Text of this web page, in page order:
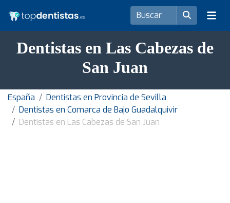
Dentistas en Las Cabezas de
San Juan
España
Dentistas en Provincia de Sevilla
Dentistas en Comarca de Bajo Guadalquivir
Dentistas en Las Cabezas de San Juan